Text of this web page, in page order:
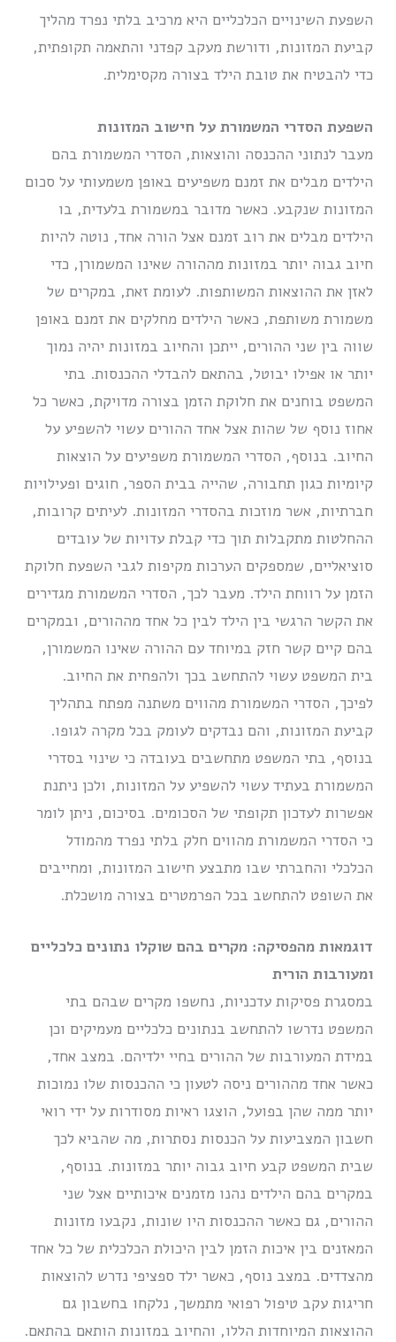
השפעת השינויים הכלכליים היא מרכיב בלתי נפרד מהליך
קביעת המזונות, ודורשת מעקב קפדני והתאמה תקופתית,
כדי להבטיח את טובת הילד בצורה מקסימלית.
השפעת הסדרי המשמורת על חישוב המזונות
מעבר לנתוני ההכנסה והוצאות, הסדרי המשמורת בהם
הילדים מבלים את זמנם משפיעים באופן משמעותי על סכום
המזונות שנקבע. כאשר מדובר במשמורת בלעדית, בו
הילדים מבלים את רוב זמנם אצל הורה אחד, נוטה להיות
חיוב גבוה יותר במזונות מההורה שאינו המשמורן, כדי
לאזן את ההוצאות המשותפות. לעומת זאת, במקרים של
משמורת משותפת, כאשר הילדים מחלקים את זמנם באופן
שווה בין שני ההורים, ייתכן והחיוב במזונות יהיה נמוך
יותר או אפילו יבוטל, בהתאם להבדלי ההכנסות. בתי
המשפט בוחנים את חלוקת הזמן בצורה מדויקת, כאשר כל
אחוז נוסף של שהות אצל אחד ההורים עשוי להשפיע על
החיוב. בנוסף, הסדרי המשמורת משפיעים על הוצאות
קיומיות כגון תחבורה, שהייה בבית הספר, חוגים ופעילויות
חברתיות, אשר מוזכות בהסדרי המזונות. לעיתים קרובות,
ההחלטות מתקבלות תוך כדי קבלת עדויות של עובדים
סוציאליים, שמספקים הערכות מקיפות לגבי השפעת חלוקת
הזמן על רווחת הילד. מעבר לכך, הסדרי המשמורת מגדירים
את הקשר הרגשי בין הילד לבין כל אחד מההורים, ובמקרים
בהם קיים קשר חזק במיוחד עם ההורה שאינו המשמורן,
בית המשפט עשוי להתחשב בכך ולהפחית את החיוב.
לפיכך, הסדרי המשמורת מהווים משתנה מפתח בתהליך
קביעת המזונות, והם נבדקים לעומק בכל מקרה לגופו.
בנוסף, בתי המשפט מתחשבים בעובדה כי שינוי בסדרי
המשמורת בעתיד עשוי להשפיע על המזונות, ולכן ניתנת
אפשרות לעדכון תקופתי של הסכומים. בסיכום, ניתן לומר
כי הסדרי המשמורת מהווים חלק בלתי נפרד מהמודל
הכלכלי והחברתי שבו מתבצע חישוב המזונות, ומחייבים
את השופט להתחשב בכל הפרמטרים בצורה מושכלת.
דוגמאות מהפסיקה: מקרים בהם שוקלו נתונים כלכליים
ומעורבות הורית
במסגרת פסיקות עדכניות, נחשפו מקרים שבהם בתי
המשפט נדרשו להתחשב בנתונים כלכליים מעמיקים וכן
במידת המעורבות של ההורים בחיי ילדיהם. במצב אחד,
כאשר אחד מההורים ניסה לטעון כי ההכנסות שלו נמוכות
יותר ממה שהן בפועל, הוצגו ראיות מסודרות על ידי רואי
חשבון המצביעות על הכנסות נסתרות, מה שהביא לכך
שבית המשפט קבע חיוב גבוה יותר במזונות. בנוסף,
במקרים בהם הילדים נהנו מזמנים איכותיים אצל שני
ההורים, גם כאשר ההכנסות היו שונות, נקבעו מזונות
המאזנים בין איכות הזמן לבין היכולת הכלכלית של כל אחד
מהצדדים. במצב נוסף, כאשר ילד ספציפי נדרש להוצאות
חריגות עקב טיפול רפואי מתמשך, נלקחו בחשבון גם
ההוצאות המיוחדות הללו, והחיוב במזונות הותאם בהתאם.